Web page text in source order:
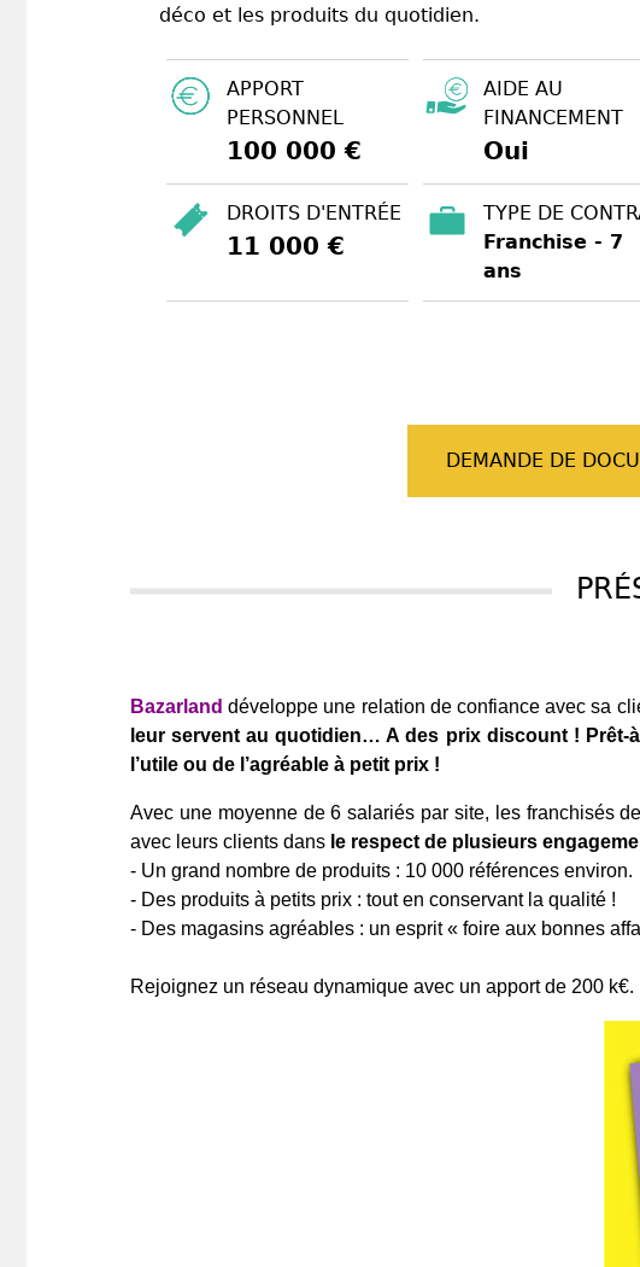
déco et les produits du quotidien.
APPORT
PERSONNEL
100 000 €
AIDE AU
FINANCEMENT
Oui
DROITS D'ENTRÉE
11 000 €
TYPE DE
Franchise - 7
ans
DEMANDE DE
Bazarland développe une relation de confiance avec sa
leur servent au quotidien… A des prix discount ! Prêt-
l’utile ou de l’agréable à petit prix !
Avec une moyenne de 6 salariés par site, les franchisés
avec leurs clients dans le respect de plusieurs
- Un grand nombre de produits : 10 000 références environ.
- Des produits à petits prix : tout en conservant la qualité !
- Des magasins agréables : un esprit « foire aux bonnes
Rejoignez un réseau dynamique avec un apport de 200 k€.